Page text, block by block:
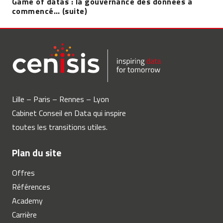
commencé… (suite)
Lille – Paris – Rennes – Lyon
Cabinet Conseil en Data qui inspire
toutes les transitions utiles.
Plan du site
Offres
Références
Academy
Carrière